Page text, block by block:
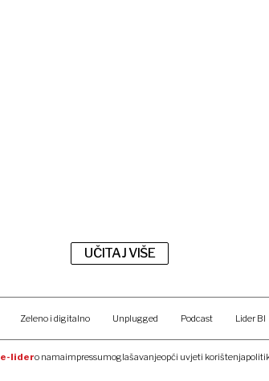
UČITAJ VIŠE
Zeleno i digitalno Unplugged Podcast Lider BI
e-lidero namaimpressumoglašavanjeopći uvjeti korištenja